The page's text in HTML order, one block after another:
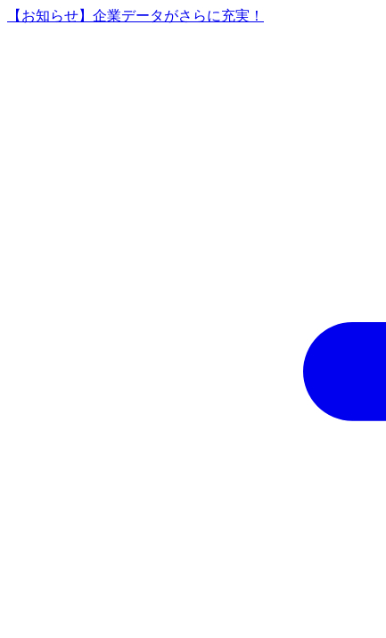
【お知らせ】企業データがさらに充実！